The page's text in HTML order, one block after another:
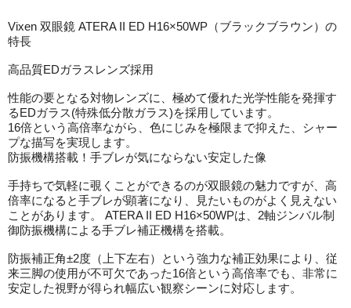
Vixen 双眼鏡 ATERA II ED H16×50WP（ブラックブラウン）の
特長
高品質EDガラスレンズ採用
性能の要となる対物レンズに、極めて優れた光学性能を発揮す
るEDガラス(特殊低分散ガラス)を採用しています。
16倍という高倍率ながら、色にじみを極限まで抑えた、シャー
プな描写を実現します。
防振機構搭載！手ブレが気にならない安定した像
手持ちで気軽に覗くことができるのが双眼鏡の魅力ですが、高
倍率になると手ブレが顕著になり、見たいものがよく見えない
ことがあります。 ATERA II ED H16×50WPは、2軸ジンバル制
御防振機構による手ブレ補正機構を搭載。
防振補正角±2度（上下左右）という強力な補正効果により、従
来三脚の使用が不可欠であった16倍という高倍率でも、非常に
安定した視野が得られ幅広い観察シーンに対応します。